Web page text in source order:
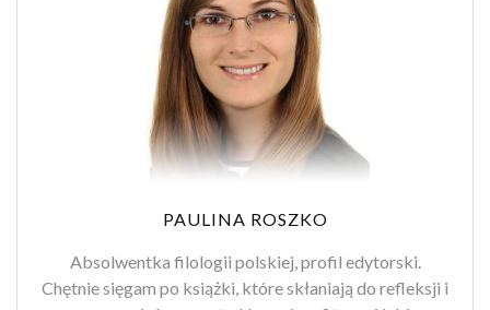
PAULINA ROSZKO
Absolwentka filologii polskiej, profil edytorski.
Chętnie sięgam po książki, które skłaniają do refleksji i